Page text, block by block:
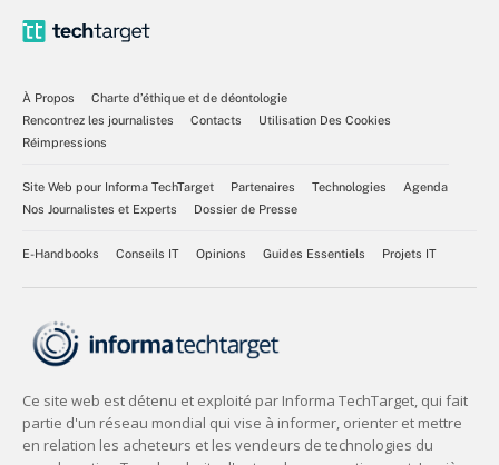
À Propos
Charte d’éthique et de déontologie
Rencontrez les journalistes
Contacts
Utilisation Des Cookies
Réimpressions
Site Web pour Informa TechTarget Partenaires Technologies
Agenda
Nos Journalistes et Experts
Dossier de Presse
E-Handbooks Conseils IT Opinions Guides Essentiels Projets IT